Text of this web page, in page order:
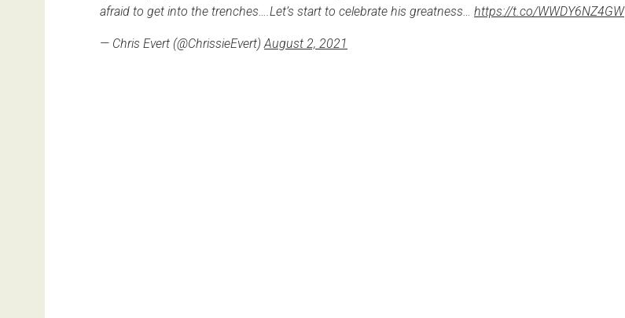
afraid to get into the trenches….Let’s start to celebrate his greatness… https://t.co/WWDY6NZ4GW
— Chris Evert (@ChrissieEvert)August 2, 2021